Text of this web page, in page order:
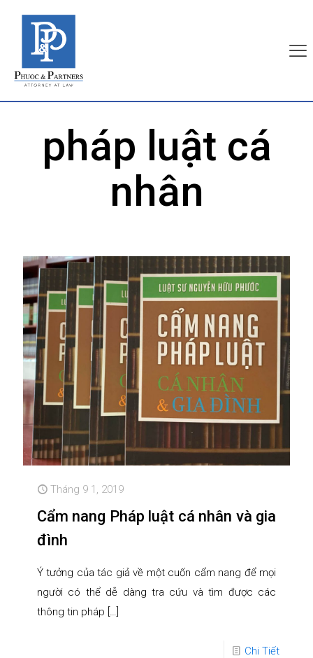
pháp luật cá
nhân
Tháng 9 1, 2019
Cẩm nang Pháp luật cá nhân và gia
đình
Ý tưởng của tác giả về một cuốn cẩm nang để mọi
người có thể dễ dàng tra cứu và tìm được các
thông tin pháp […]
Chi Tiết